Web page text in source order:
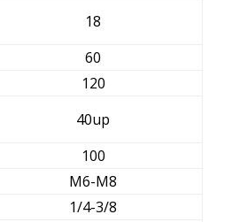
18
60
120
40up
100
M6-M8
1/4-3/8